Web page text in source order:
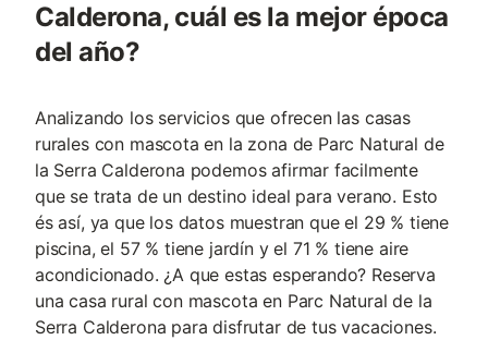
Calderona, cuál es la mejor época
del año?
Analizando los servicios que ofrecen las casas
rurales con mascota en la zona de Parc Natural de
la Serra Calderona podemos afirmar facilmente
que se trata de un destino ideal para verano. Esto
és así, ya que los datos muestran que el 29 % tiene
piscina, el 57 % tiene jardín y el 71 % tiene aire
acondicionado. ¿A que estas esperando? Reserva
una casa rural con mascota en Parc Natural de la
Serra Calderona para disfrutar de tus vacaciones.